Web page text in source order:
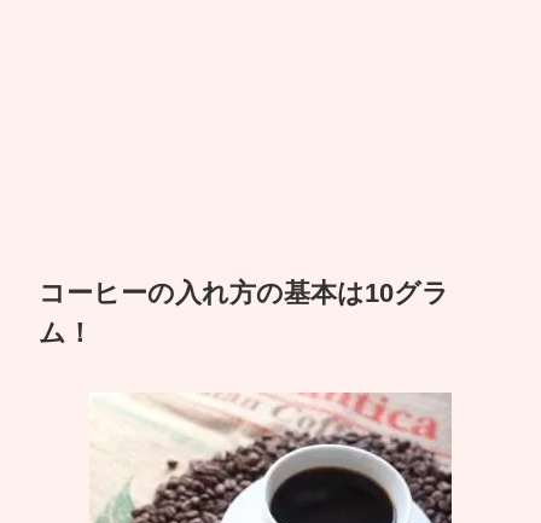
コーヒーの入れ方の基本は10グラ
ム！